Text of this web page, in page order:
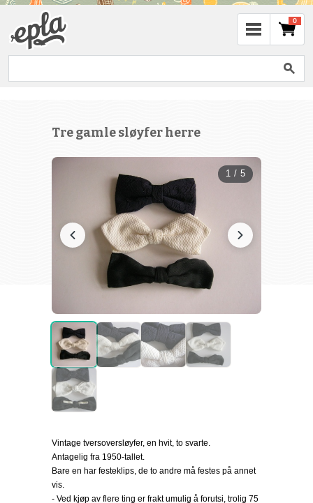
0
Tre gamle sløyfer herre
1 / 5
Vintage tversoversløyfer, en hvit, to svarte.
Antagelig fra 1950-tallet.
Bare en har festeklips, de to andre må festes på annet
vis.
- Ved kjøp av flere ting er frakt umulig å forutsi, trolig 75